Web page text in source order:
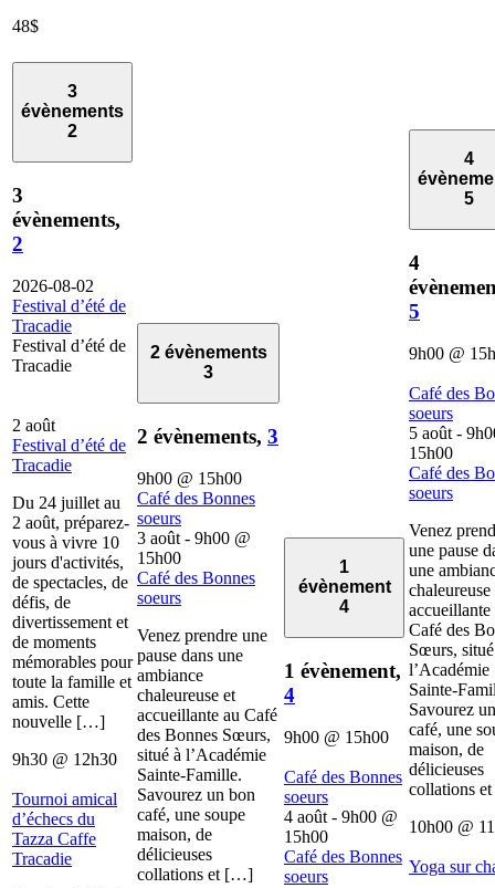
48$
3
évènements
2
3
évènements,
2
2026-08-02
Festival d’été de
Tracadie
Festival d’été de
Tracadie
2 août
Festival d’été de
Tracadie
Du 24 juillet au
2 août, préparez-
vous à vivre 10
jours d'activités,
de spectacles, de
défis, de
divertissement et
de moments
mémorables pour
toute la famille et
amis. Cette
nouvelle […]
9h30 @ 12h30
Tournoi amical
d’échecs du
Tazza Caffe
Tracadie
2 évènements
3
2 évènements, 3
9h00 @ 15h00
Café des Bonnes
soeurs
3 août - 9h00 @
15h00
Café des Bonnes
soeurs
Venez prendre une
pause dans une
ambiance
chaleureuse et
accueillante au Café
des Bonnes Sœurs,
situé à l’Académie
Sainte-Famille.
Savourez un bon
café, une soupe
maison, de
délicieuses
collations et […]
1
évènement
4
1 évènement,
4
9h00 @ 15h00
Café des Bonnes
soeurs
4 août - 9h00 @
15h00
Café des Bonnes
soeurs
4
5
4
5
9h00 @
Café des
soeurs
5 août -
15h00
Café des
soeurs
Venez
une pause
une
chaleureuse
accueillante
Café des
Sœurs,
l’Académie
Sainte-
Savourez
café, une
maison, de
délicieuses
collations
10h00 @
Yoga sur